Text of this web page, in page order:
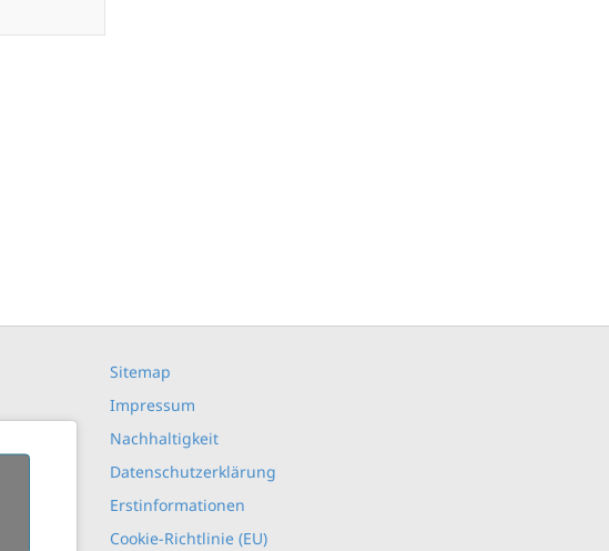
Sitemap
Impressum
Nachhaltigkeit
Datenschutzerklärung
Erstinformationen
Cookie-Richtlinie (EU)